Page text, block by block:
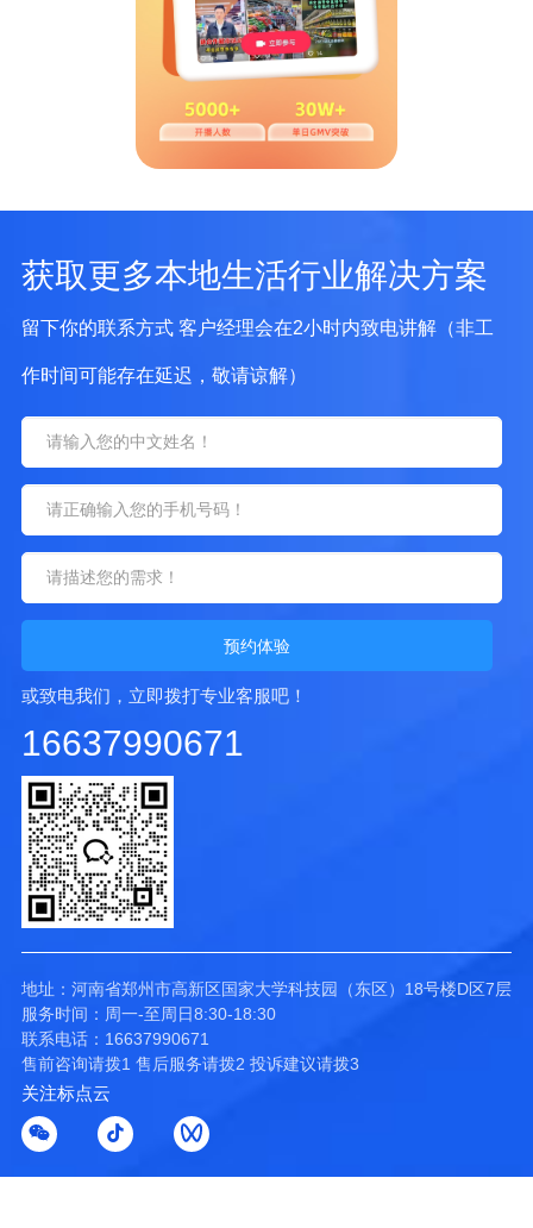
获取更多本地生活行业解决方案
留下你的联系方式 客户经理会在2小时内致电讲解（非工
作时间可能存在延迟，敬请谅解）
预约体验
或致电我们，立即拨打专业客服吧！
16637990671
地址：河南省郑州市高新区国家大学科技园（东区）18号楼D区7层
服务时间：周一-至周日8:30-18:30
联系电话：16637990671
售前咨询请拨1 售后服务请拨2 投诉建议请拨3
关注标点云